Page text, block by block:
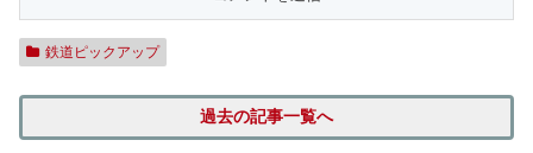
鉄道ピックアップ
過去の記事一覧へ